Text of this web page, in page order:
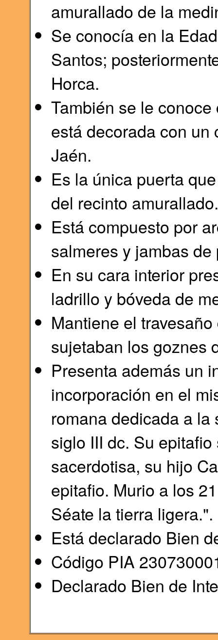
amurallado de la
Se conocía en la
Santos;
Horca.
También se le
está decorada con un
Jaén.
Es la única puerta
del recinto amurallado.
Está compuesto por
salmeres y jambas
En su cara interior
ladrillo y bóveda de
Mantiene el
sujetaban los goznes
Presenta además un
incorporación en el
romana dedicada a
siglo III dc. Su
sacerdotisa, su hijo
epitafio. Murio a los
Séate la tierra ligera.".
Está declarado Bien
Código PIA
Declarado Bien de